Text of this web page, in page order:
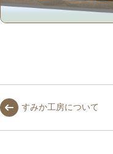
すみか工房について